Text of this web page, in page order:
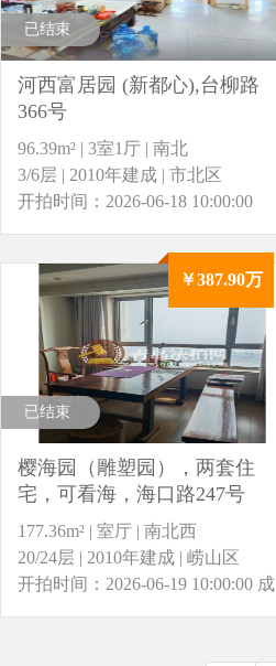
已结束
河西富居园 (新都心),台柳路
366号
96.39m² | 3室1厅 | 南北
3/6层 | 2010年建成 | 市北区
开拍时间：2026-06-18 10:00:00
￥387.90万
已结束
樱海园（雕塑园），两套住
宅，可看海，海口路247号
177.36m² | 室厅 | 南北西
20/24层 | 2010年建成 | 崂山区
开拍时间：2026-06-19 10:00:00 成